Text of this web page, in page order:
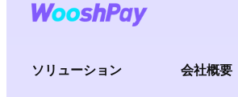
ソリューション 会社概要